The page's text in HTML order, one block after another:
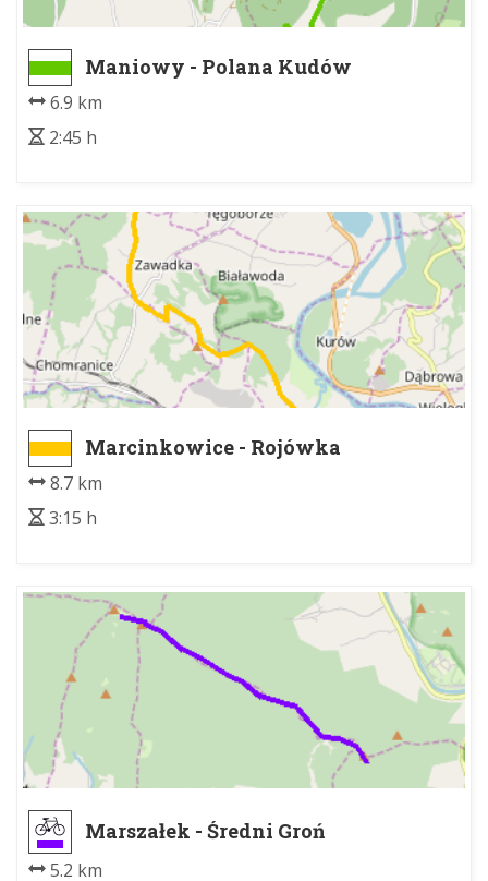
Maniowy - Polana Kudów
6.9 km
2:45 h
Marcinkowice - Rojówka
8.7 km
3:15 h
Marszałek - Średni Groń
5.2 km